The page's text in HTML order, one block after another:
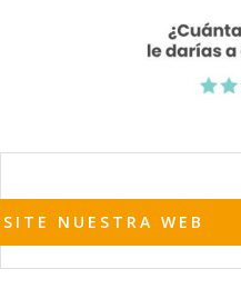
NUESTRA WEB